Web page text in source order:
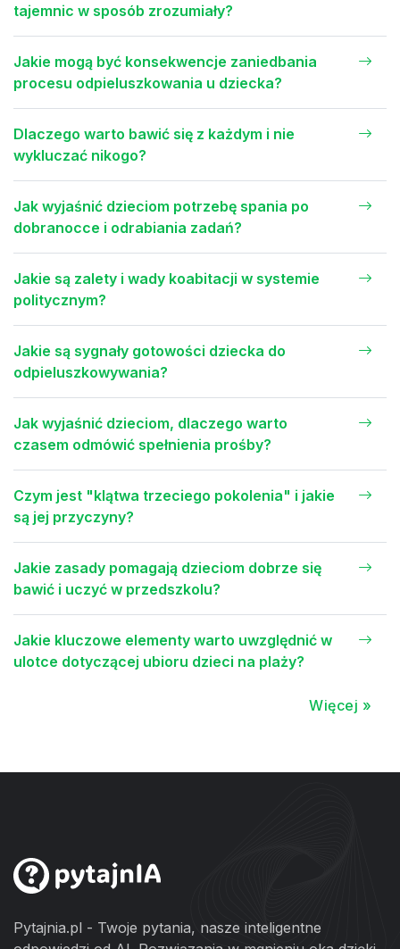
tajemnic w sposób zrozumiały?
Jakie mogą być konsekwencje zaniedbania
procesu odpieluszkowania u dziecka?
Dlaczego warto bawić się z każdym i nie
wykluczać nikogo?
Jak wyjaśnić dzieciom potrzebę spania po
dobranocce i odrabiania zadań?
Jakie są zalety i wady koabitacji w systemie
politycznym?
Jakie są sygnały gotowości dziecka do
odpieluszkowywania?
Jak wyjaśnić dzieciom, dlaczego warto
czasem odmówić spełnienia prośby?
Czym jest "klątwa trzeciego pokolenia" i jakie
są jej przyczyny?
Jakie zasady pomagają dzieciom dobrze się
bawić i uczyć w przedszkolu?
Jakie kluczowe elementy warto uwzględnić w
ulotce dotyczącej ubioru dzieci na plaży?
Więcej »
Pytajnia.pl - Twoje pytania, nasze inteligentne